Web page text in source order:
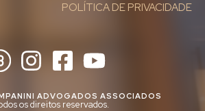
POLÍTICA DE PRIVACIDADE
ADVOGADOS ASSOCIADOS
os direitos reservados.